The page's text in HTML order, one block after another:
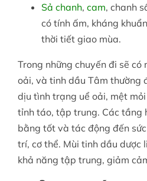
Sả chanh, cam, chanh
có tính ấm, kháng
thời tiết giao mùa.
Trong những chuyến đi sẽ có
oải, và tinh dầu Tâm thường
dịu tình trạng uể oải, mệt
tỉnh táo, tập trung. Các tầng
bằng tốt và tác động đến
trí, cơ thể. Mùi tinh dầu dược
khả năng tập trung, giảm